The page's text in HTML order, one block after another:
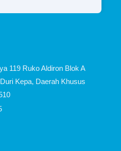
119 Ruko Aldiron Blok A
Kepa, Daerah Khusus